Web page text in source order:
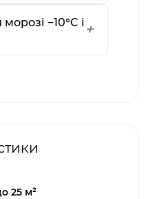
−10°C і
25 м²